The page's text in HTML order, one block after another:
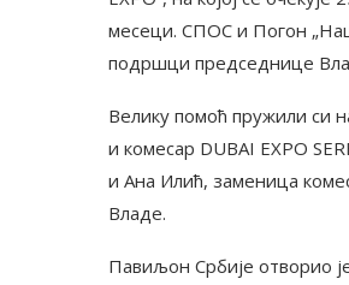
месеци. СПОС и Погон
подршци председнице
Велику помоћ пружили си
и комесар DUBAI EXPO
и Ана Илић, заменица
Владе.
Павиљон Србије отворио